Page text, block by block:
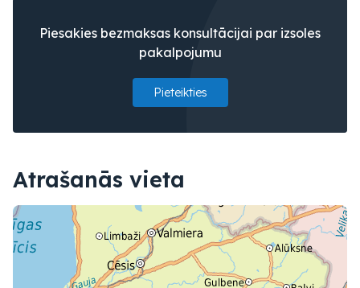
Piesakies bezmaksas konsultācijai par izsoles
pakalpojumu
Pieteikties
Atrašanās vieta